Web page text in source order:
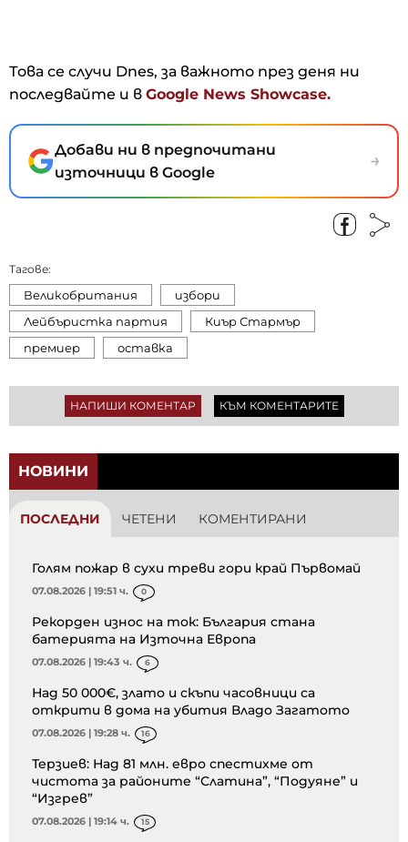
Това се случи Dnes, за важното през деня ни
последвайте и в Google News Showcase.
Добави ни в предпочитани
източници в Google
→
Тагове:
Великобритания
избори
Лейбъристка партия
Киър Стармър
премиер
оставка
НАПИШИ КОМЕНТАР КЪМ КОМЕНТАРИТЕ
НОВИНИ
ПОСЛЕДНИ ЧЕТЕНИ КОМЕНТИРАНИ
Голям пожар в сухи треви гори край Първомай
07.08.2026 | 19:51 ч. 0
Рекорден износ на ток: България стана
батерията на Източна Европа
07.08.2026 | 19:43 ч. 6
Над 50 000€, злато и скъпи часовници са
открити в дома на убития Владо Загатото
07.08.2026 | 19:28 ч. 16
Терзиев: Над 81 млн. евро спестихме от
чистота за районите “Слатина”, “Подуяне” и
“Изгрев”
07.08.2026 | 19:14 ч. 15